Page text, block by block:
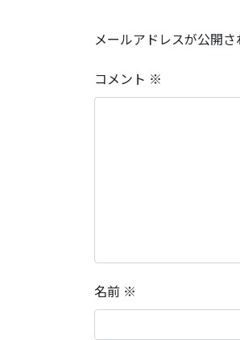
メールアドレスが公開さ
コメント ※
名前 ※